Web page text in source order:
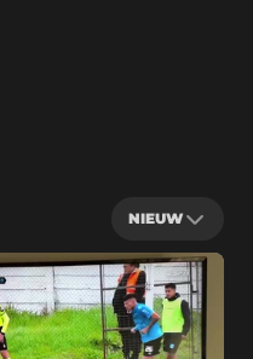
NIEUW